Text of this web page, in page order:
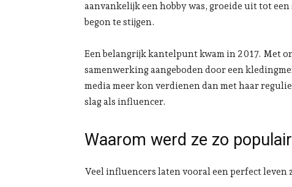
aanvankelijk een hobby was, groeide uit tot
begon te stijgen.
Een belangrijk kantelpunt kwam in 2017. Met
samenwerking aangeboden door een
media meer kon verdienen dan met haar
slag als influencer.
Waarom werd ze zo
Veel influencers laten vooral een perfect leven